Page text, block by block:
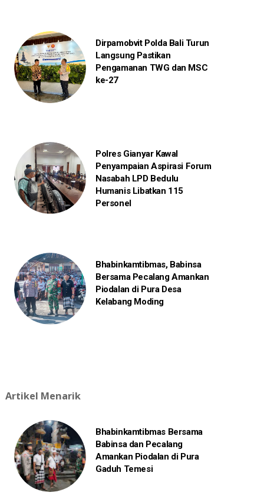
Dirpamobvit Polda Bali Turun
Langsung Pastikan
Pengamanan TWG dan MSC
ke-27
Polres Gianyar Kawal
Penyampaian Aspirasi Forum
Nasabah LPD Bedulu
Humanis Libatkan 115
Personel
Bhabinkamtibmas, Babinsa
Bersama Pecalang Amankan
Piodalan di Pura Desa
Kelabang Moding
Artikel Menarik
Bhabinkamtibmas Bersama
Babinsa dan Pecalang
Amankan Piodalan di Pura
Gaduh Temesi